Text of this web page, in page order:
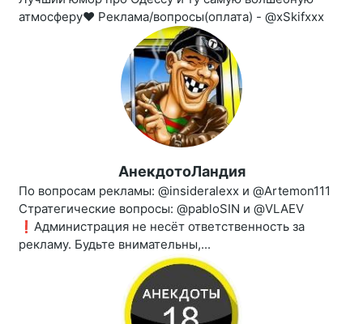
атмосферу❤ Реклама/вопросы(оплата) - @xSkifxxx
АнекдотоЛандия
По вопросам рекламы: @insideralexx и @Artemon111
Стратегические вопросы: @pabloSIN и @VLAEV
❗️Администрация не несёт ответственность за
рекламу. Будьте внимательны,...